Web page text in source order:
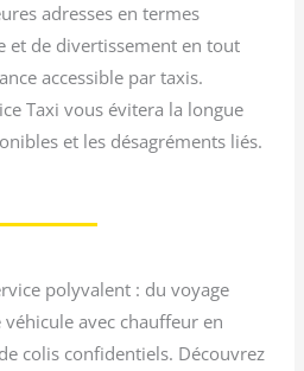
adresses en termes
et de divertissement en tout
accessible par taxis.
Taxi vous évitera la longue
et les désagréments liés.
polyvalent : du voyage
avec chauffeur en
colis confidentiels. Découvrez